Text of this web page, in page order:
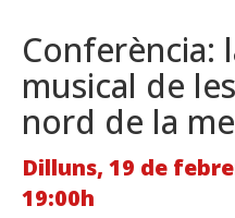
Conferència:
musical de
nord de la
Dilluns, 19 de
19:00h